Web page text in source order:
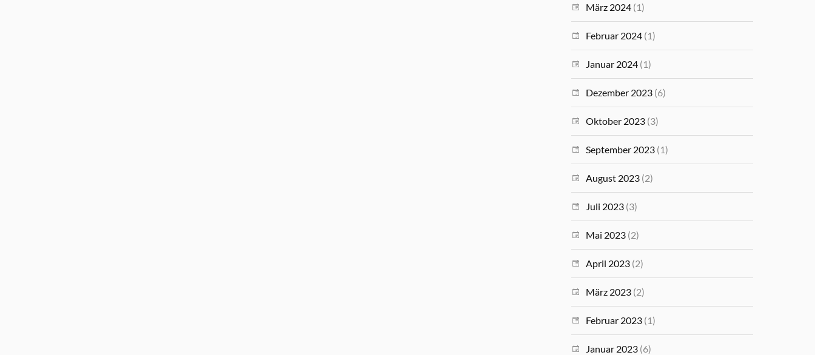
März 2024 (1)
Februar 2024 (1)
Januar 2024 (1)
Dezember 2023 (6)
Oktober 2023 (3)
September 2023 (1)
August 2023 (2)
Juli 2023 (3)
Mai 2023 (2)
April 2023 (2)
März 2023 (2)
Februar 2023 (1)
Januar 2023 (6)